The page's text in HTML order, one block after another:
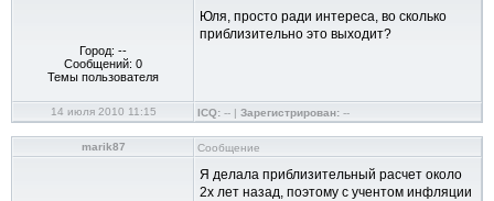
Город: --
Сообщений: 0
Темы пользователя
Юля, просто ради интереса, во сколько
приблизительно это выходит?
14 июля 2010 11:15 ICQ: -- | Зарегистрирован: --
marik87 Сообщение
Я делала приблизительный расчет около
2х лет назад, поэтому с учентом инфляции